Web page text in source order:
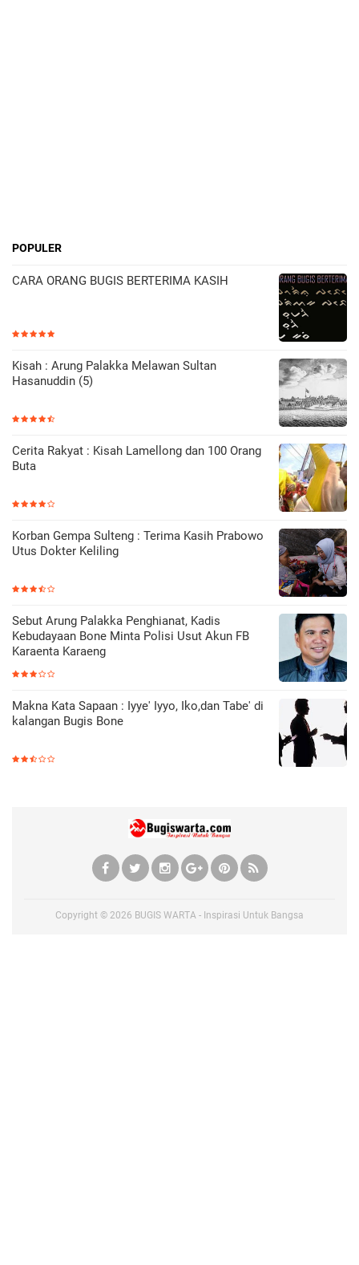
POPULER
CARA ORANG BUGIS BERTERIMA KASIH
Kisah : Arung Palakka Melawan Sultan
Hasanuddin (5)
Cerita Rakyat : Kisah Lamellong dan 100 Orang
Buta
Korban Gempa Sulteng : Terima Kasih Prabowo
Utus Dokter Keliling
Sebut Arung Palakka Penghianat, Kadis
Kebudayaan Bone Minta Polisi Usut Akun FB
Karaenta Karaeng
Makna Kata Sapaan : Iyye' Iyyo, Iko,dan Tabe' di
kalangan Bugis Bone
Copyright © 2026 BUGIS WARTA - Inspirasi Untuk Bangsa